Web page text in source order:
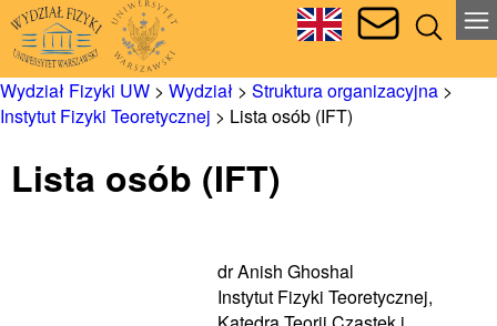
Wydział Fizyki UW > Wydział > Struktura organizacyjna >
Instytut Fizyki Teoretycznej > Lista osób (IFT)
Lista osób (IFT)
dr Anish Ghoshal
Instytut Fizyki Teoretycznej,